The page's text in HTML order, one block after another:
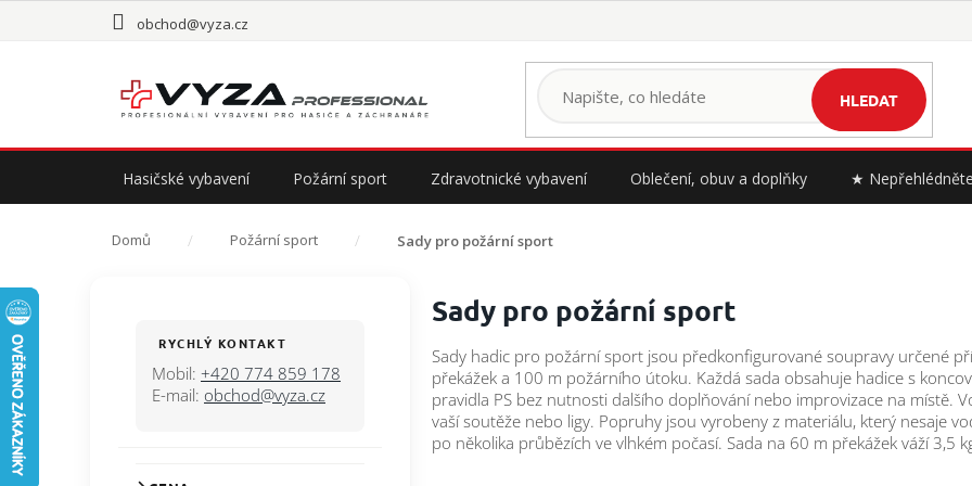
obchod@vyza.cz
HLEDAT
Hasičské vybavení Požární sport Zdravotnické vybavení Oblečení, obuv a doplňky ★
Domů Požární sport Sady pro požární sport
RYCHLÝ KONTAKT
Mobil: +420 774 859 178
E-mail: obchod@vyza.cz
Sady pro požární sport
Sady hadic pro požární sport jsou předkonfigurované soupravy určené
překážek a 100 m požárního útoku. Každá sada obsahuje hadice s
pravidla PS bez nutnosti dalšího doplňování nebo improvizace na místě.
vaší soutěže nebo ligy. Popruhy jsou vyrobeny z materiálu, který nesaje
po několika průbězích ve vlhkém počasí. Sada na 60 m překážek váží 3,5